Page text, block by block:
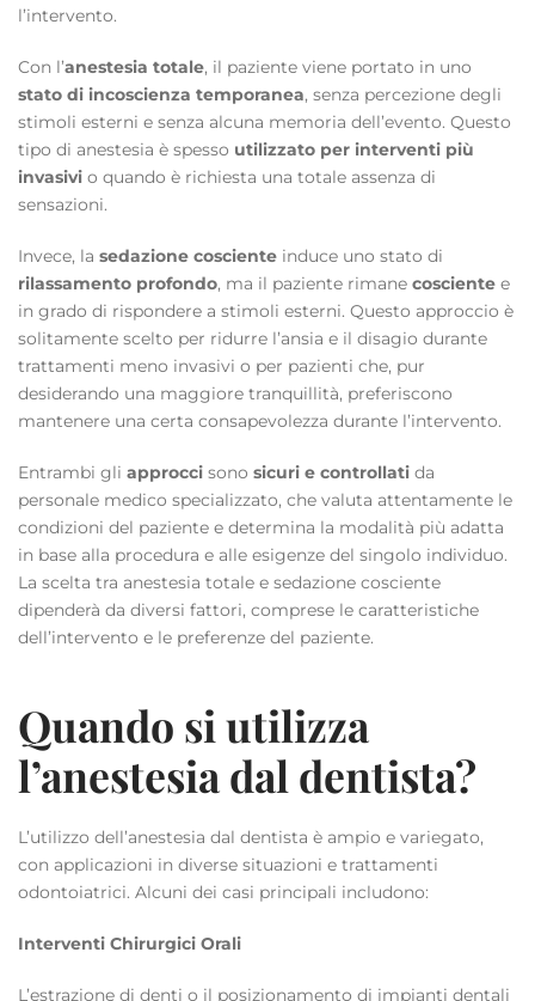
l’intervento.
Con l’anestesia totale, il paziente viene portato in uno
stato di incoscienza temporanea, senza percezione degli
stimoli esterni e senza alcuna memoria dell’evento. Questo
tipo di anestesia è spesso utilizzato per interventi più
invasivi o quando è richiesta una totale assenza di
sensazioni.
Invece, la sedazione cosciente induce uno stato di
rilassamento profondo, ma il paziente rimane cosciente e
in grado di rispondere a stimoli esterni. Questo approccio è
solitamente scelto per ridurre l’ansia e il disagio durante
trattamenti meno invasivi o per pazienti che, pur
desiderando una maggiore tranquillità, preferiscono
mantenere una certa consapevolezza durante l’intervento.
Entrambi gli approcci sono sicuri e controllati da
personale medico specializzato, che valuta attentamente le
condizioni del paziente e determina la modalità più adatta
in base alla procedura e alle esigenze del singolo individuo.
La scelta tra anestesia totale e sedazione cosciente
dipenderà da diversi fattori, comprese le caratteristiche
dell’intervento e le preferenze del paziente.
Quando si utilizza
l’anestesia dal dentista?
L’utilizzo dell’anestesia dal dentista è ampio e variegato,
con applicazioni in diverse situazioni e trattamenti
odontoiatrici. Alcuni dei casi principali includono:
Interventi Chirurgici Orali
L’estrazione di denti o il posizionamento di impianti dentali